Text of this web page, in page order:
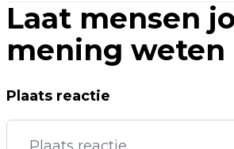
Laat mensen
mening weten
Plaats reactie